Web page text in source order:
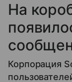
На
Корпорация